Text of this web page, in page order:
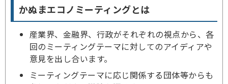
かぬまエコノミーティングとは
産業界、金融界、行政がそれぞれの視点から、各
回のミーティングテーマに対してのアイディアや
意見を出し合います。
ミーティングテーマに応じ関係する団体等からも